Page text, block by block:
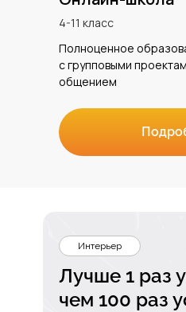
Полноценное
с групповыми
общением
4-11 класс
Лучше 1 раз
чем 100 раз
Интерьер